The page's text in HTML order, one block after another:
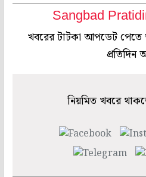
Sangbad
খবরের টাটকা আপডেট
প্রতিদিন
নিয়মিত খবরে